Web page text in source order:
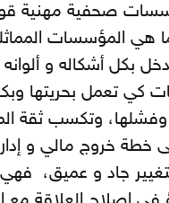
صحفية مهنية
هي المؤسسات
بكل أشكاله و
تعمل بحريتها
وتكسب ثقة
خطة خروج مالي و
جاد و عميق،